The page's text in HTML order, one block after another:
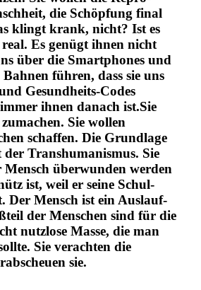
die Schöpfung final
klingt krank, nicht? Ist es
Es genügt ihnen nicht
über die Smart­phones und
führen, dass sie uns
Gesund­heits-Codes
ihnen danach ist.Sie
Sie wollen
schaffen. Die Grundlage
der Trans­hu­ma­nismus. Sie
Mensch überwunden werden
ist, weil er seine Schul­
Der Mensch ist ein Auslauf­
der Menschen sind für die
nutzlose Masse, die man
Sie verachten die
sie.